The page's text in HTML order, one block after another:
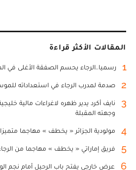
المقالات الأكثر قراءة
1 رسميا..الرجاء يحسم الصفقة الأغلى في
2 صدمة لمدرب الرجاء في استعداداته
3
نايف أكرد يدير ظهره لاغراءات مالية
وجهته المقبلة
4 مولودية الجزائر « يخطف » مهاجما
5 فريق إماراتي « يخطف » مهاجما من
6 عرض خارجي يفتح باب الرحيل أمام نجم